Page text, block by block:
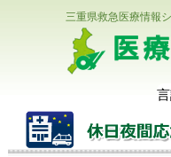
三重県救急医療情報